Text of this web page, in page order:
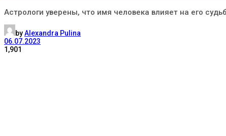
Астрологи уверены, что имя человека влияет на его
byAlexandra Pulina
06.07.2023
1,901